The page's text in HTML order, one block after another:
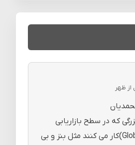
که در سطح بازاریابی
جهانی(Global Marketing)کار می کنند مثل بنز و بی